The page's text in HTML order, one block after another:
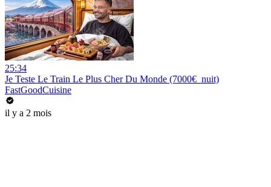
25:34
Je Teste Le Train Le Plus Cher Du Monde (7000€_nuit)
FastGoodCuisine
il y a 2 mois